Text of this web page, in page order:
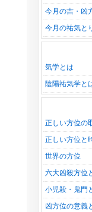
今月の吉・凶
今月の祐気と
気学とは
陰陽祐気学と
正しい方位の
正しい方位と
世界の方位
六大凶殺方位
小児殺・鬼門
凶方位の意義